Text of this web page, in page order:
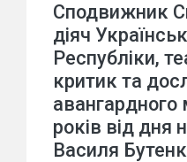
Сподвижник
діяч
Республіки,
критик та
авангардного
років від дня
Василя